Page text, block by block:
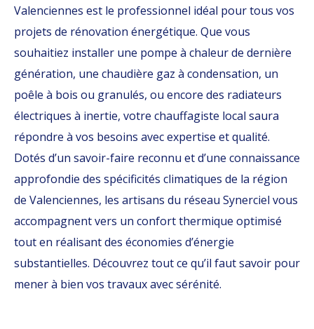
Valenciennes est le professionnel idéal pour tous vos
projets de rénovation énergétique. Que vous
souhaitiez installer une pompe à chaleur de dernière
génération, une chaudière gaz à condensation, un
poêle à bois ou granulés, ou encore des radiateurs
électriques à inertie, votre chauffagiste local saura
répondre à vos besoins avec expertise et qualité.
Dotés d’un savoir-faire reconnu et d’une connaissance
approfondie des spécificités climatiques de la région
de Valenciennes, les artisans du réseau Synerciel vous
accompagnent vers un confort thermique optimisé
tout en réalisant des économies d’énergie
substantielles. Découvrez tout ce qu’il faut savoir pour
mener à bien vos travaux avec sérénité.